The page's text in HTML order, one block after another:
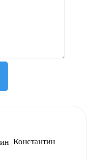
Константин